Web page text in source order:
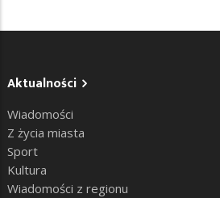
Aktualności
Wiadomości
Z życia miasta
Sport
Kultura
Wiadomości z regionu